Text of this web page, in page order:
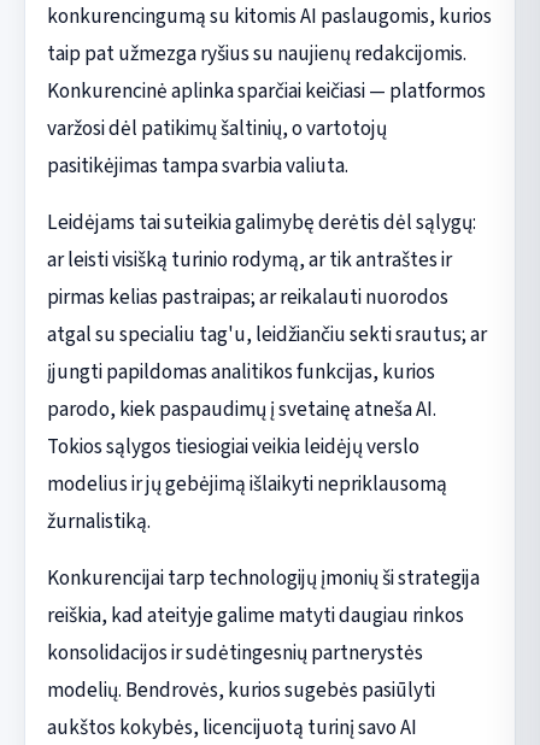
konkurencingumą su kitomis AI paslaugomis, kurios
taip pat užmezga ryšius su naujienų redakcijomis.
Konkurencinė aplinka sparčiai keičiasi — platformos
varžosi dėl patikimų šaltinių, o vartotojų
pasitikėjimas tampa svarbia valiuta.
Leidėjams tai suteikia galimybę derėtis dėl sąlygų:
ar leisti visišką turinio rodymą, ar tik antraštes ir
pirmas kelias pastraipas; ar reikalauti nuorodos
atgal su specialiu tag'u, leidžiančiu sekti srautus; ar
įjungti papildomas analitikos funkcijas, kurios
parodo, kiek paspaudimų į svetainę atneša AI.
Tokios sąlygos tiesiogiai veikia leidėjų verslo
modelius ir jų gebėjimą išlaikyti nepriklausomą
žurnalistiką.
Konkurencijai tarp technologijų įmonių ši strategija
reiškia, kad ateityje galime matyti daugiau rinkos
konsolidacijos ir sudėtingesnių partnerystės
modelių. Bendrovės, kurios sugebės pasiūlyti
aukštos kokybės, licencijuotą turinį savo AI